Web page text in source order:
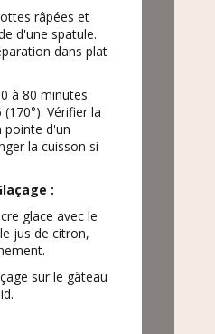
râpées et
d'une spatule.
dans plat
à 80 minutes
Vérifier la
pointe d'un
la cuisson si
:
glace avec le
jus de citron,
sur le gâteau